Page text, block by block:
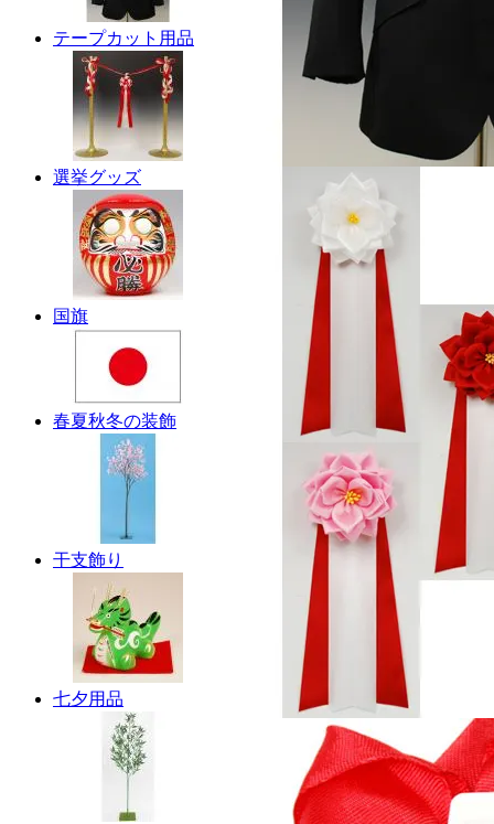
テープカット用品
選挙グッズ
国旗
春夏秋冬の装飾
干支飾り
七夕用品